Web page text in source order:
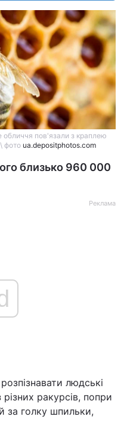
Війна
Політика
обличчя пов'язали з краплею
фото ua.depositphotos.com
близько 960 000
Реклама
розпізнавати людські
різних ракурсів, попри
за голку шпильки,